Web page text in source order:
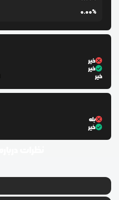
0.00%
خیر
خیر
خیر
بله
خیر